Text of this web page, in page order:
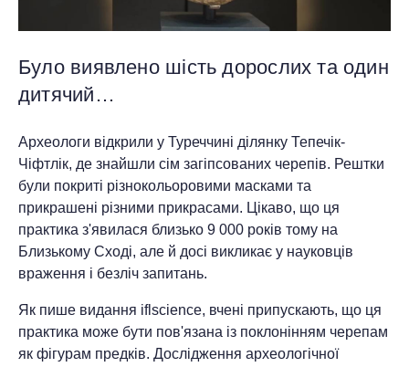
Було виявлено шість дорослих та один
дитячий…
Археологи відкрили у Туреччині ділянку Тепечік-
Чіфтлік, де знайшли сім загіпсованих черепів. Рештки
були покриті різнокольоровими масками та
прикрашені різними прикрасами. Цікаво, що ця
практика з'явилася близько 9 000 років тому на
Близькому Сході, але й досі викликає у науковців
враження і безліч запитань.
Як пише видання iflscience, вчені припускають, що ця
практика може бути пов'язана із поклонінням черепам
як фігурам предків. Дослідження археологічної